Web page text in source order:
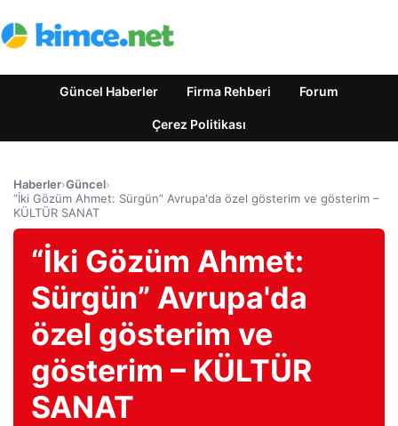
Güncel Haberler Firma Rehberi Forum
Çerez Politikası
Haberler›Güncel›
“İki Gözüm Ahmet: Sürgün” Avrupa'da özel gösterim ve gösterim –
KÜLTÜR SANAT
“İki Gözüm Ahmet:
Sürgün” Avrupa'da
özel gösterim ve
gösterim – KÜLTÜR
SANAT